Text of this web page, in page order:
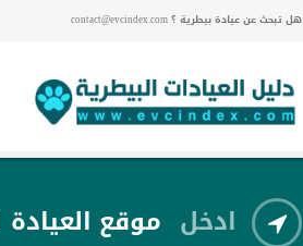
هل تبحث عن عيادة بيطرية ؟ contact@evcindex.com
ادخل موقع العيادة